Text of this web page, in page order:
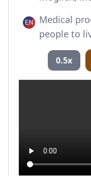
Medical
people to
0.5x